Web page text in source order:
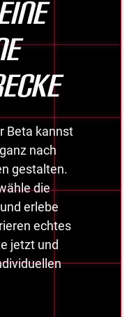
Beta kannst
nach
gestalten.
die
erlebe
echtes
jetzt und